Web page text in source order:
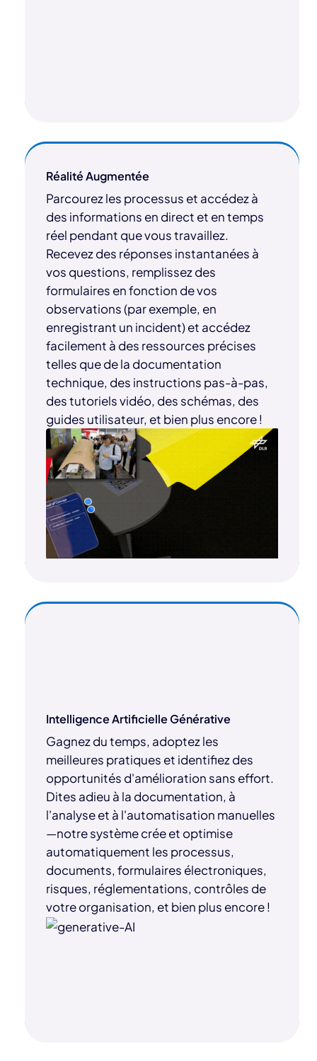
Réalité Augmentée
Parcourez les processus et accédez à
des informations en direct et en temps
réel pendant que vous travaillez.
Recevez des réponses instantanées à
vos questions, remplissez des
formulaires en fonction de vos
observations (par exemple, en
enregistrant un incident) et accédez
facilement à des ressources précises
telles que de la documentation
technique, des instructions pas-à-pas,
des tutoriels vidéo, des schémas, des
guides utilisateur, et bien plus encore !
Intelligence Artificielle Générative
Gagnez du temps, adoptez les
meilleures pratiques et identifiez des
opportunités d'amélioration sans effort.
Dites adieu à la documentation, à
l'analyse et à l'automatisation manuelles
—notre système crée et optimise
automatiquement les processus,
documents, formulaires électroniques,
risques, réglementations, contrôles de
votre organisation, et bien plus encore !